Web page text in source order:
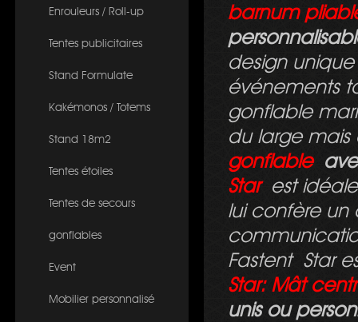
Enrouleurs / Roll-up
Tentes publicitaires
Stand Formulate
Kakémonos / Totems
Stand 18m2
Tentes étoiles
Tentes de secours
gonflables
Event
Mobilier personnalisé
barnum
design
événements
gonflable
du largemais
gonflable
Starest idéale
lui confère
Fastent Star
Star: Mât
unis ou